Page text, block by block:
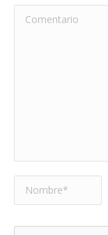
Comentario
Nombre *